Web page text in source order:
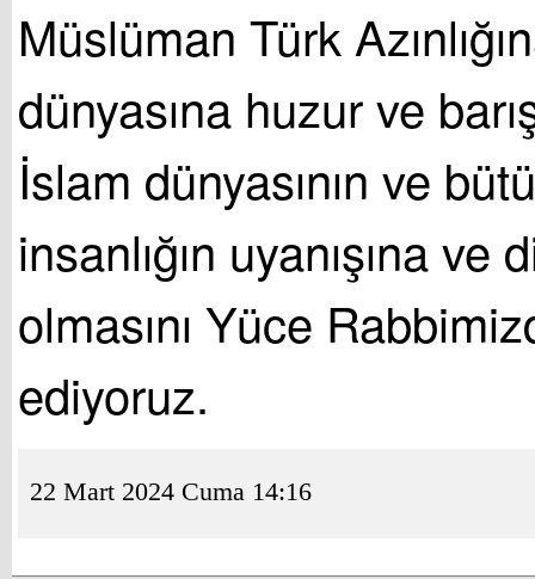
Müslüman Türk
dünyasına huzur ve
İslam dünyasının ve
insanlığın uyanışına
olmasını Yüce
ediyoruz.
22 Mart 2024 Cuma 14:16